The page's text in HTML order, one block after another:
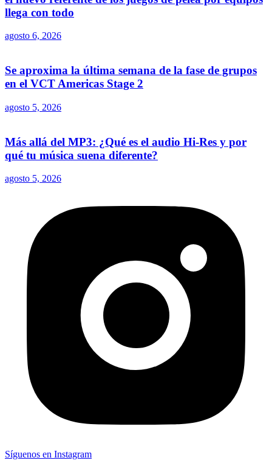
llega con todo
agosto 6, 2026
Se aproxima la última semana de la fase de grupos
en el VCT Americas Stage 2
agosto 5, 2026
Más allá del MP3: ¿Qué es el audio Hi-Res y por
qué tu música suena diferente?
agosto 5, 2026
Síguenos en Instagram